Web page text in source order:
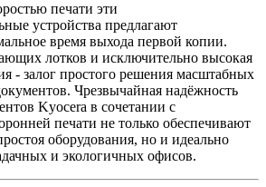
печати эти
устройства предлагают
время выхода первой копии.
лотков и исключительно высокая
- залог простого решения масштабных
Чрезвычайная надёжность
Kyocera в сочетании с
печати не только обеспечивают
оборудования, но и идеально
и экологичных офиcов.